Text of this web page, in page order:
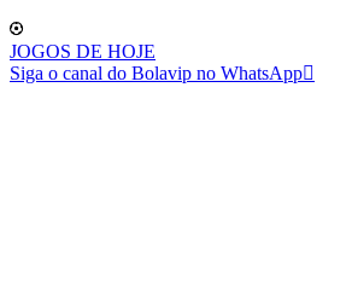
JOGOS DE HOJE
Siga o canal do Bolavip no WhatsApp